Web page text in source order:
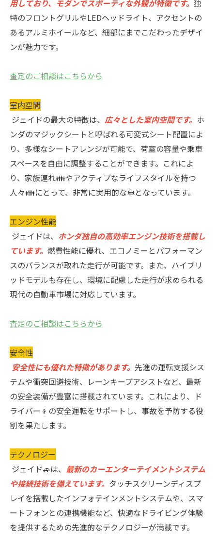
用しており、モダンでスポーティな外観が特徴です。 独
特のフロントグリルやLEDヘッドライト、アクセントの
あるアルミホイールなど、細部にまでこだわったデザイ
ンが魅力です。
査定のご相談はこちらから
室内空間
ジェイドの最大の特徴は、 広々とした室内空間です。 ホ
ンダのマジックシートと呼ばれる可変式シート配置によ
り、多様なシートアレンジが可能で、荷室の容量や乗車
スペースを自由に調整することができます。これによ
り、家族連れ👪やアクティブなライフスタイルを持つ
人々👪にとって、非常に実用的な車となっています。
エンジン性能
ジェイドは、 ホンダ独自の高効率エンジン技術を搭載し
ています。 燃費性能に優れ、エコノミーとパフォーマン
スのバランスが取れた走行が可能です。また、ハイブリ
ッドモデルも存在し、環境に配慮した走行が求められる
現代の自動車市場に対応しています。
査定のご相談はこちらから
安全性
安全性にも優れた特徴があります。 先進の運転支援シス
テムや衝突回避技術、レーンキープアシストなど、最新
の安全装備が豊富に搭載されています。これにより、ド
ライバー👦の安全運転をサポートし、事故を予防する役
割を果たします。
テクノロジー
ジェイド🚙は、 最新のカーエンターテイメントシステム
や接続技術を備えています。 タッチスクリーンディスプ
レイを搭載したインフォテインメントシステムや、スマ
ートフォンとの連携機能など、快適なドライビング体験
を提供するための先進的なテクノロジーが満載です。